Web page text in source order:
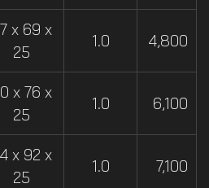
x 69 x
25
1.0 4,800
x 76 x
25
1.0 6,100
x 92 x
25
1.0 7,100